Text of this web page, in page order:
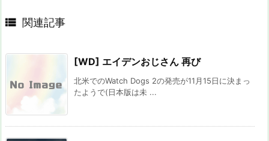
 関連記事
[WD] エイデンおじさん 再び
北米でのWatch Dogs 2の発売が11月15日に決まっ
たようで(日本版は未 ...